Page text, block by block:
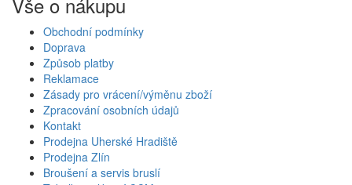
Obchodní podmínky
Doprava
Způsob platby
Reklamace
Zásady pro vrácení/výměnu zboží
Zpracování osobních údajů
Kontakt
Prodejna Uherské Hradiště
Prodejna Zlín
Broušení a servis bruslí